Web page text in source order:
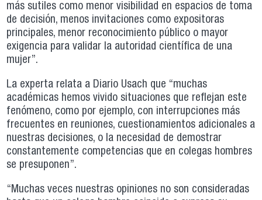
más sutiles como menor visibilidad en espacios de toma
de decisión, menos invitaciones como expositoras
principales, menor reconocimiento público o mayor
exigencia para validar la autoridad científica de una
mujer”.
La experta relata a Diario Usach que “muchas
académicas hemos vivido situaciones que reflejan este
fenómeno, como por ejemplo, con interrupciones más
frecuentes en reuniones, cuestionamientos adicionales a
nuestras decisiones, o la necesidad de demostrar
constantemente competencias que en colegas hombres
se presuponen”.
“Muchas veces nuestras opiniones no son consideradas